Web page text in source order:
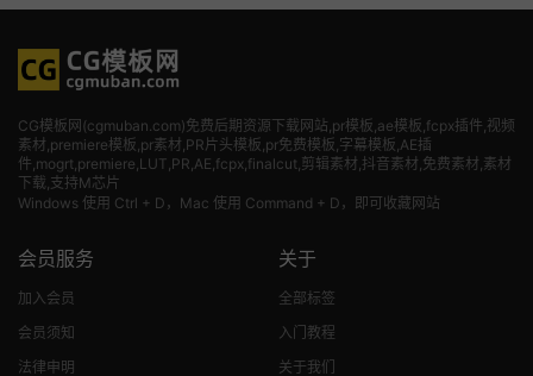
CG模板网(cgmuban.com)免费后期资源下载网站,pr模板,ae模板,fcpx插件,视频
素材 ,premiere模板,pr素材,PR片头模板,pr免费模板,字幕模板,AE插
件,mogrt,premiere,LUT,PR,AE,fcpx,finalcut,剪辑素材,抖音素材,免费素材,素材
下载,支持M芯片
Windows 使用 Ctrl + D，Mac 使用 Command + D，即可收藏网站
会员服务
加入会员
会员须知
法律申明
关于
全部标签
入门教程
关于我们